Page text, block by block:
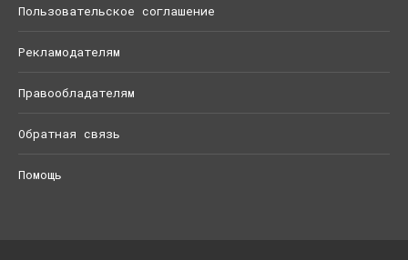
Пользовательское соглашение
Рекламодателям
Правообладателям
Обратная связь
Помощь